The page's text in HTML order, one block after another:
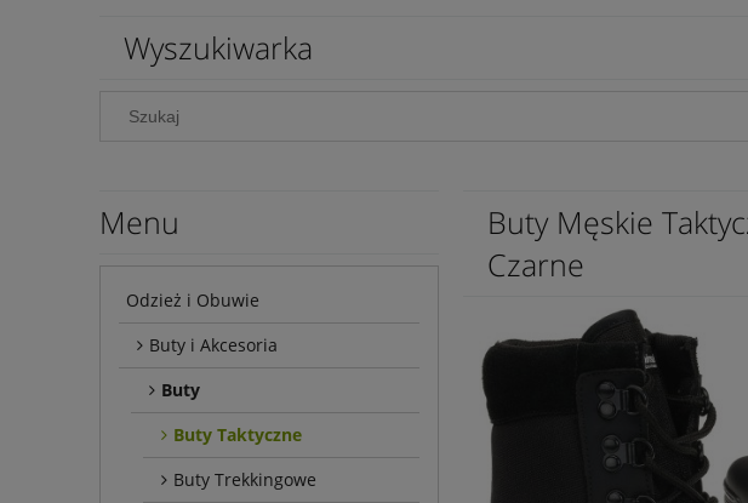
Wyszukiwarka
Menu
Odzież i Obuwie
Buty i Akcesoria
Buty
Buty Taktyczne
Buty Trekkingowe
Buty Męskie
Czarne